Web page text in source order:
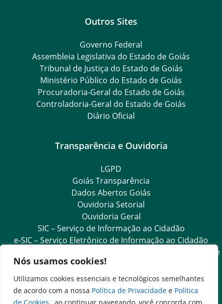
Nós usamos cookies!
Utilizamos cookies essenciais e tecnológicos semelhantes
de acordo com a nossa Política de Privacidade e Política
Outros Sites
Governo Federal
Assembleia Legislativa do Estado de Goiás
Tribunal de Justiça do Estado de Goiás
Ministério Público do Estado de Goiás
Procuradoria-Geral do Estado de Goiás
Controladoria-Geral do Estado de Goiás
Diário Oficial
Transparência e Ouvidoria
LGPD
Goiás Transparência
Dados Abertos Goiás
Ouvidoria Setorial
Ouvidoria Geral
SIC – Serviço de Informação ao Cidadão
e-SIC – Serviço Eletrônico de Informação ao Cidadão
Acesso às Informações das Organizações Sociais de Saúde
e Sociedade Civil
Ouvidoria Setorial (Expresso)
Ouvidoria Setorial (Presencial)